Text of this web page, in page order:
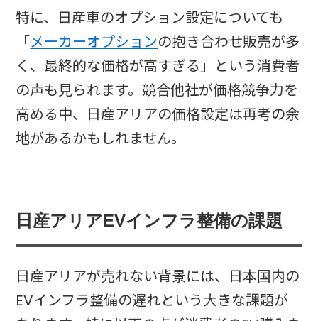
特に、日産車のオプション設定についても
「メーカーオプションの抱き合わせ販売が多
く、最終的な価格が高すぎる」という消費者
の声も見られます。競合他社が価格競争力を
高める中、日産アリアの価格設定は再考の余
地があるかもしれません。
日産アリアEVインフラ整備の課題
日産アリアが売れない背景には、日本国内の
EVインフラ整備の遅れという大きな課題が